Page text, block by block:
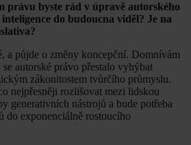
právu byste rád v úpravě autorského
do budoucna viděl? Je na
a půjde o změny koncepční. Domnívám
se autorské právo přestalo vyhýbat
zákonitostem tvůrčího průmyslu.
nejpřesněji rozlišovat mezi lidskou
generativních nástrojů a bude potřeba
exponenciálně rostoucího